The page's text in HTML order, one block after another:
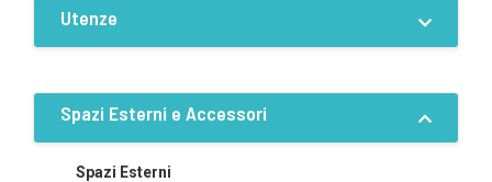
Utenze
Opportunità d'investimento
Spazi Esterni e Accessori
Spazi Esterni